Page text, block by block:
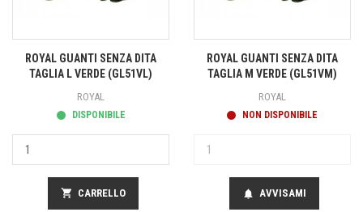
ROYAL GUANTI SENZA DITA
TAGLIA L VERDE (GL51VL)
ROYAL
DISPONIBILE
shopping_cart CARRELLO
ROYAL GUANTI SENZA DITA
TAGLIA M VERDE (GL51VM)
ROYAL
NON DISPONIBILE
notifications AVVISAMI